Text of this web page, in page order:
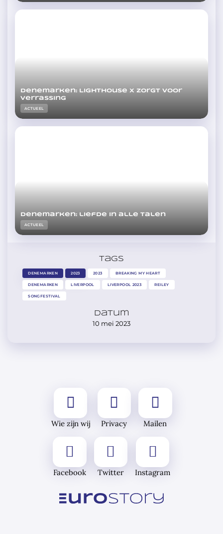
Denemarken: Lighthouse X zorgt voor
verrassing
ACTUEEL
Denemarken: liefde in alle talen
ACTUEEL
Tags
DENEMARKEN 2023 2023 BREAKING MY HEART
DENEMARKEN LIVERPOOL LIVERPOOL 2023 REILEY
SONGFESTIVAL
Datum
10 mei 2023
Wie zijn wij Privacy Mailen
Facebook Twitter Instagram